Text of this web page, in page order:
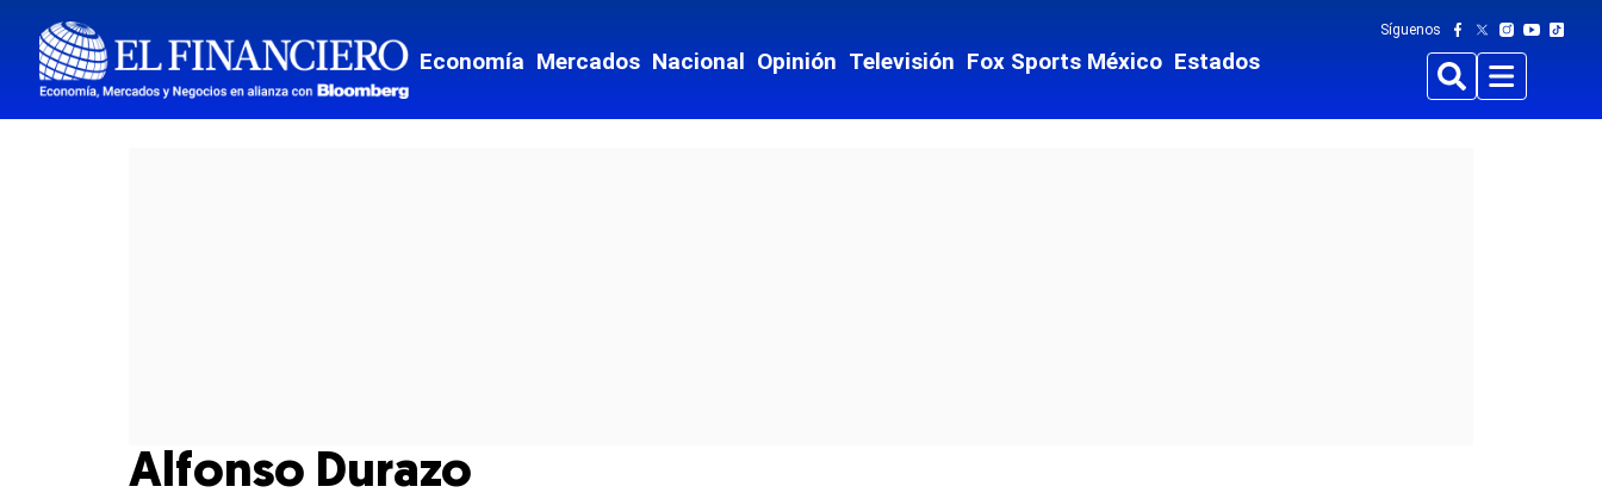
Economía Mercados Nacional Opinión Televisión Fox Sports México Estados
Síguenos
BuscarMenu
Alfonso Durazo